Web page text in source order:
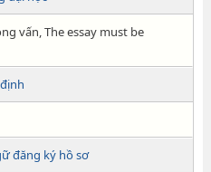
vấn, The essay must be
đăng ký hồ sơ